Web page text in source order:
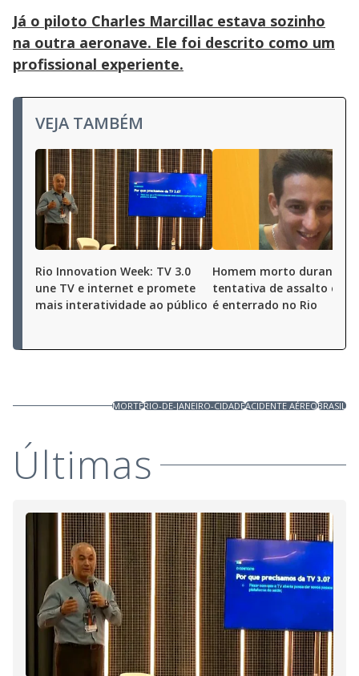
Já o piloto Charles Marcillac estava sozinho
na outra aeronave. Ele foi descrito como um
profissional experiente.
VEJA TAMBÉM
Rio Innovation Week: TV 3.0
une TV e internet e promete
mais interatividade ao público
Homem morto durante
tentativa de assalto em
é enterrado no Rio
MORTERIO-DE-JANEIRO-CIDADEACIDENTE AÉREOBRASIL
Últimas